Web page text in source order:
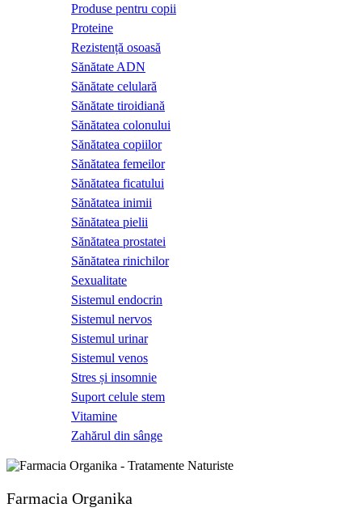
Produse pentru copii
Proteine
Rezistență osoasă
Sănătate ADN
Sănătate celulară
Sănătate tiroidiană
Sănătatea colonului
Sănătatea copiilor
Sănătatea femeilor
Sănătatea ficatului
Sănătatea inimii
Sănătatea pielii
Sănătatea prostatei
Sănătatea rinichilor
Sexualitate
Sistemul endocrin
Sistemul nervos
Sistemul urinar
Sistemul venos
Stres și insomnie
Suport celule stem
Vitamine
Zahărul din sânge
Farmacia Organika